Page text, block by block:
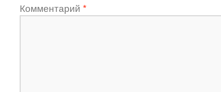
Комментарий *